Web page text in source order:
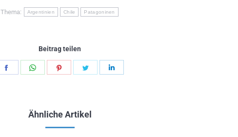
Thema: Argentinien Chile Patagoninen
Beitrag teilen
Teilen
Teilen
Teilen
Teilen
Ähnliche Artikel